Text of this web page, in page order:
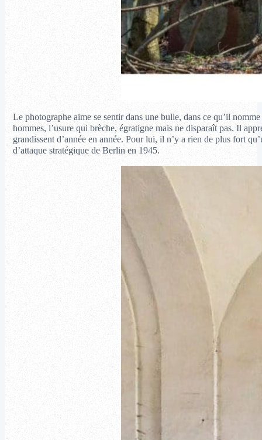
Le photographe aime se sentir dans une bulle, dans ce qu’il
hommes, l’usure qui brèche, égratigne mais ne disparaît pas. Il
grandissent d’année en année. Pour lui, il n’y a rien de plus fort
d’attaque stratégique de Berlin en 1945.